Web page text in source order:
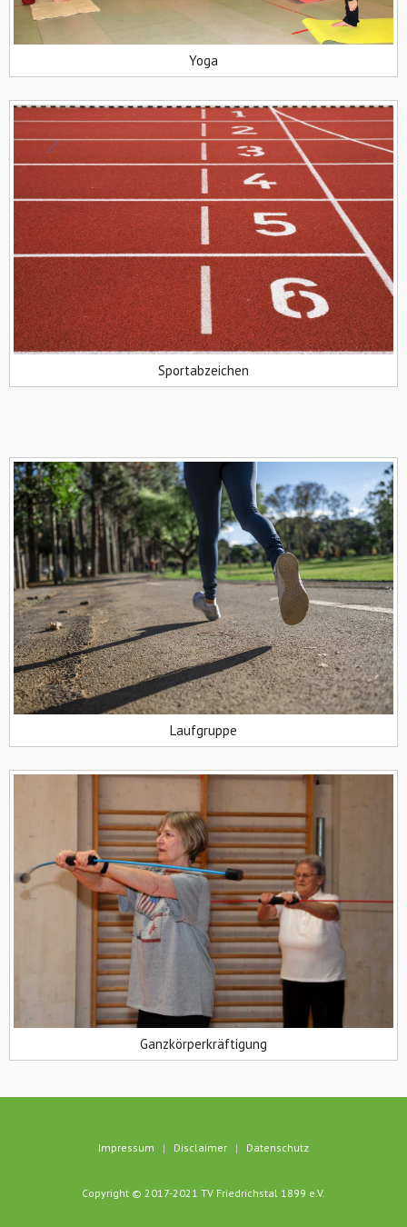
Yoga
Sportabzeichen
Laufgruppe
Ganzkörperkräftigung
Impressum Disclaimer Datenschutz
Copyright © 2017-2021 TV Friedrichstal 1899 e.V.